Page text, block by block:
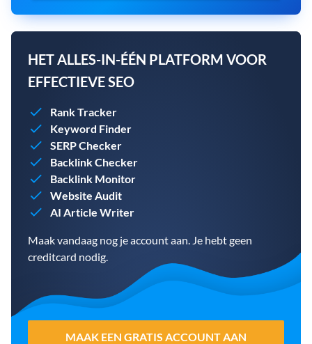
HET ALLES-IN-ÉÉN PLATFORM VOOR
EFFECTIEVE SEO
Rank Tracker
Keyword Finder
SERP Checker
Backlink Checker
Backlink Monitor
Website Audit
AI Article Writer
Maak vandaag nog je account aan. Je hebt geen
creditcard nodig.
MAAK EEN GRATIS ACCOUNT AAN